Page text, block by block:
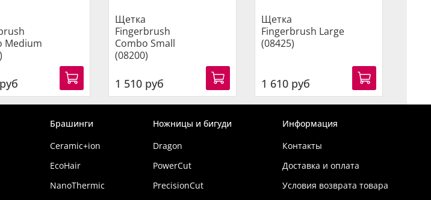
Medium
Щетка
Fingerbrush
Combo Small
(08200)
1 510 руб
Щетка
Fingerbrush Large
(08425)
1 610 руб
Брашинги
Ceramic+ion
EcoHair
NanoThermic
Ножницы и бигуди
Dragon
PowerCut
PrecisionCut
Информация
Контакты
Доставка и оплата
Условия возврата товара